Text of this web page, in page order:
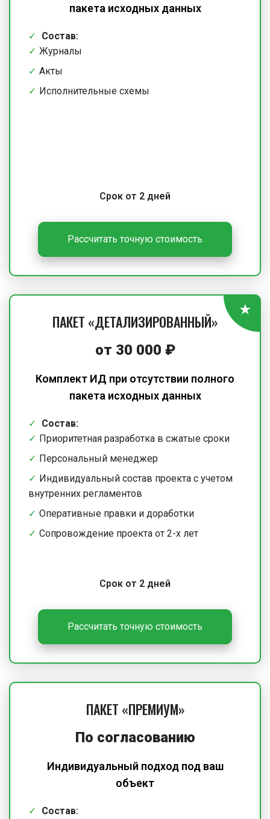
пакета исходных данных
Состав:
Журналы
Акты
Исполнительные схемы
Срок от 2 дней
Рассчитать точную стоимость
ПАКЕТ «ДЕТАЛИЗИРОВАННЫЙ»
от 30 000 ₽
Комплект ИД при отсутствии полного
пакета исходных данных
Состав:
Приоритетная разработка в сжатые сроки
Персональный менеджер
Индивидуальный состав проекта с учетом
внутренних регламентов
Оперативные правки и доработки
Сопровождение проекта от 2-х лет
Срок от 2 дней
Рассчитать точную стоимость
ПАКЕТ «ПРЕМИУМ»
По согласованию
Индивидуальный подход под ваш
объект
Состав: